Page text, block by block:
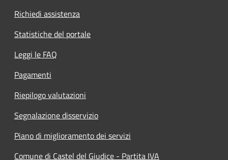
Richiedi assistenza
Statistiche del portale
Leggi le FAQ
Pagamenti
Riepilogo valutazioni
Segnalazione disservizio
Piano di miglioramento dei servizi
Comune di Castel del Giudice - Partita IVA